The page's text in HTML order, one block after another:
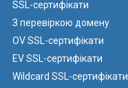
SSL-сертифікати
З перевіркою домену
OV SSL-сертифікати
EV SSL-сертифікати
Wildcard SSL-сертифікати